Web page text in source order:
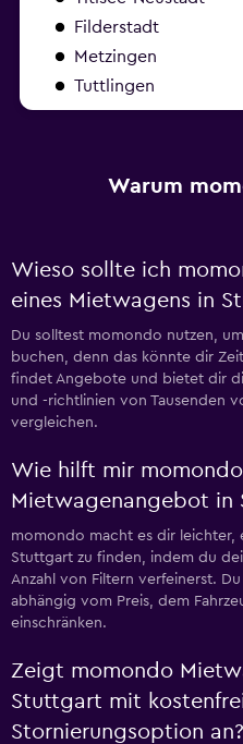
Filderstadt
Metzingen
Tuttlingen
Warum
Wieso sollte ich
eines Mietwagens in
Du solltest momondo nutzen,
buchen, denn das könnte dir
findet Angebote und bietet dir
und -richtlinien von Tausenden
vergleichen.
Wie hilft mir
Mietwagenangebot in
momondo macht es dir leichter,
Stuttgart zu finden, indem du
Anzahl von Filtern verfeinerst.
abhängig vom Preis, dem
einschränken.
Zeigt momondo
Stuttgart mit
Stornierungsoption an?